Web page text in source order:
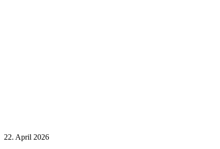
22. April 2026